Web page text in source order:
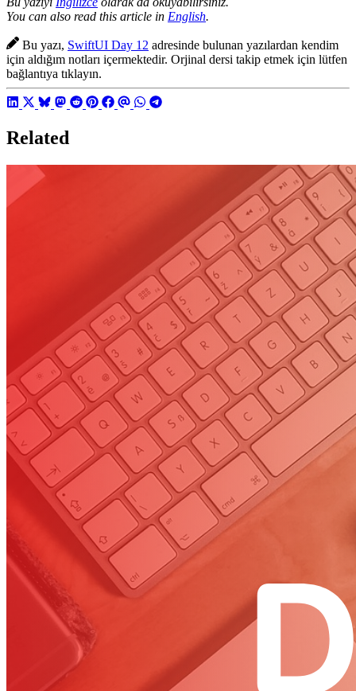
You can also read this article in English.
Bu yazı, SwiftUI Day 12 adresinde bulunan yazılardan kendim
için aldığım notları içermektedir. Orjinal dersi takip etmek için lütfen
bağlantıya tıklayın.
Related